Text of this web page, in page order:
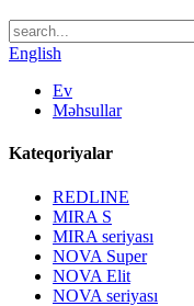
English
Ev
Məhsullar
Kateqoriyalar
REDLINE
MIRA S
MIRA seriyası
NOVA Super
NOVA Elit
NOVA seriyası